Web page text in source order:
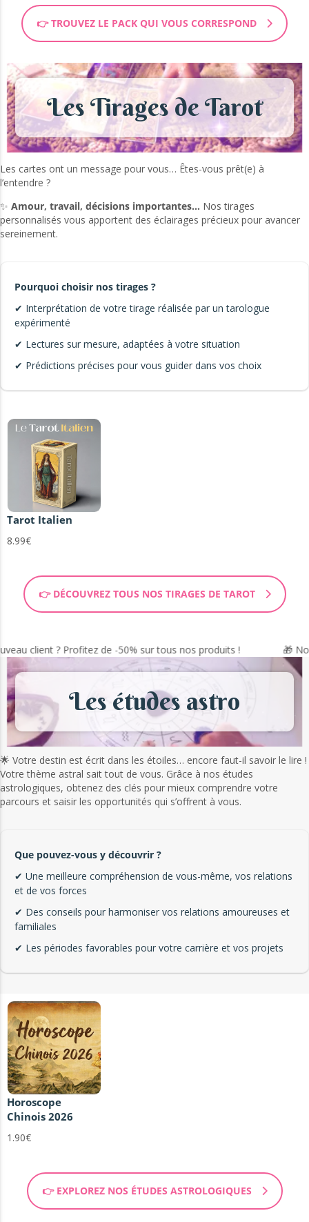
👉 TROUVEZ LE PACK QUI VOUS CORRESPOND
Les Tirages de Tarot
Les cartes ont un message pour vous… Êtes-vous prêt(e) à
l’entendre ?
✨ Amour, travail, décisions importantes… Nos tirages
personnalisés vous apportent des éclairages précieux pour avancer
sereinement.
Pourquoi choisir nos tirages ?
✔ Interprétation de votre tirage réalisée par un tarologue
expérimenté
✔ Lectures sur mesure, adaptées à votre situation
✔ Prédictions précises pour vous guider dans vos choix
Tarot Italien
8.99€
👉 DÉCOUVREZ TOUS NOS TIRAGES DE TAROT
client ? Profitez de -50% sur tous nos produits ! 🎁
Les études astro
🌟 Votre destin est écrit dans les étoiles… encore faut-il savoir le lire !
Votre thème astral sait tout de vous. Grâce à nos études
astrologiques, obtenez des clés pour mieux comprendre votre
parcours et saisir les opportunités qui s’offrent à vous.
Que pouvez-vous y découvrir ?
✔ Une meilleure compréhension de vous-même, vos relations
et de vos forces
✔ Des conseils pour harmoniser vos relations amoureuses et
familiales
✔ Les périodes favorables pour votre carrière et vos projets
Horoscope
Chinois 2026
1.90€
👉 EXPLOREZ NOS ÉTUDES ASTROLOGIQUES